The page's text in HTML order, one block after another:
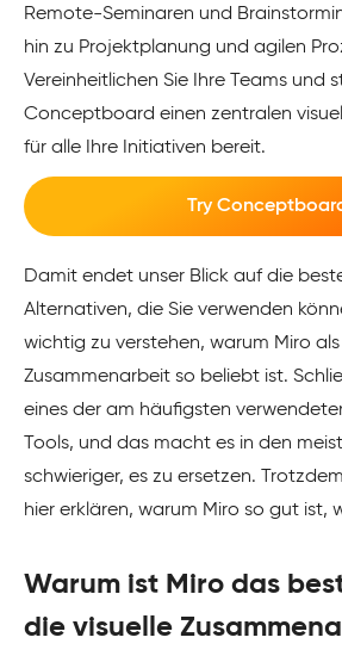
Remote-Seminaren und
hin zu Projektplanung und agilen
Vereinheitlichen Sie Ihre Teams und
Conceptboard einen zentralen
für alle Ihre Initiativen bereit.
Try
Damit endet unser Blick auf die
Alternativen, die Sie verwenden
wichtig zu verstehen, warum Miro
Zusammenarbeit so beliebt ist.
eines der am häufigsten
Tools, und das macht es in den
schwieriger, es zu ersetzen.
hier erklären, warum Miro so gut ist,
Warum ist Miro das
die visuelle